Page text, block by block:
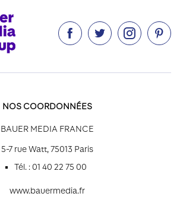
   
NOS COORDONNÉES
BAUER MEDIA FRANCE
5-7 rue Watt, 75013 Paris
Tél. : 01 40 22 75 00
www.bauermedia.fr